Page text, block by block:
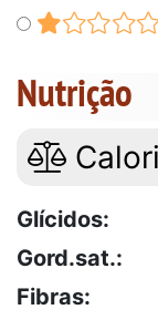
Nutrição
Glícidos:
Gord.sat.:
Fibras: